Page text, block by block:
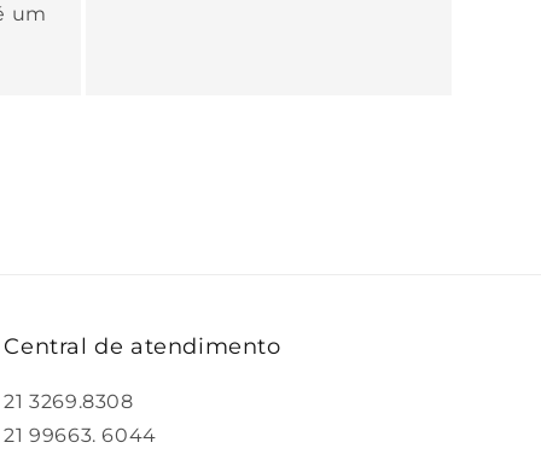
um
Central de atendimento
21 3269.8308
21 99663. 6044